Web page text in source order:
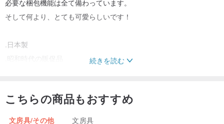
必要な梱包機能は全て備わっています。
そして何より、とても可愛らしいです！
.日本製
.昭和時代の販促品
| ご購入にあたって |
⟥ ヴィンテージ品につき、経年による風合いをご理解の上お選びく
続きを読む
こちらの商品もおすすめ
文房具/その他 文房具